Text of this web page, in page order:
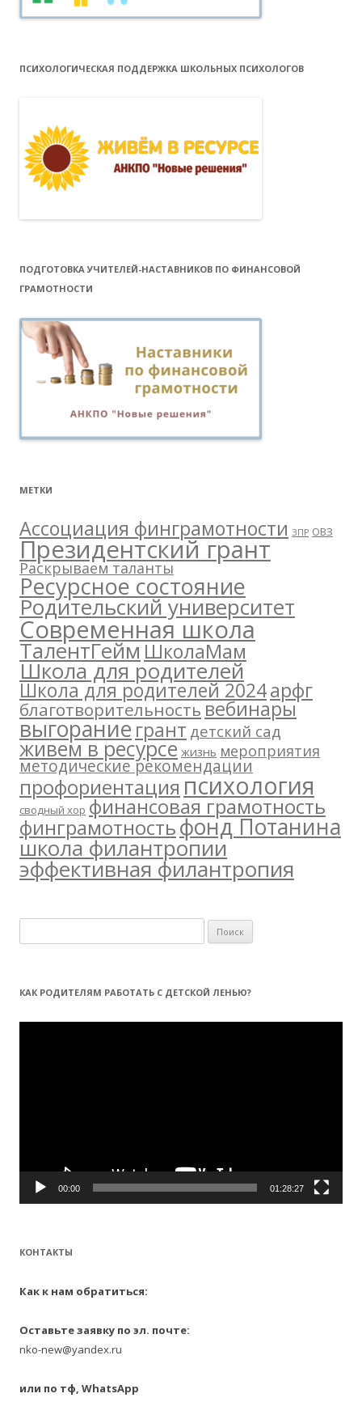
ПСИХОЛОГИЧЕСКАЯ ПОДДЕРЖКА ШКОЛЬНЫХ ПСИХОЛОГОВ
ПОДГОТОВКА УЧИТЕЛЕЙ-НАСТАВНИКОВ ПО ФИНАНСОВОЙ
ГРАМОТНОСТИ
МЕТКИ
Ассоциация финграмотности ЗПР ОВЗ
Президентский грант
Раскрываем таланты
Ресурсное состояние
Родительский университет
Современная школа
ТалентГеймШколаМам
Школа для родителей
Школа для родителей 2024арфг
благотворительностьвебинары
выгораниегрант детский сад
живем в ресурсе жизнь мероприятия
методические рекомендации
профориентация психология
сводный хор финансовая грамотность
финграмотностьфонд Потанина
школа филантропии
эффективная филантропия
а
т
:
КАК РОДИТЕЛЯМ РАБОТАТЬ С ДЕТСКОЙ ЛЕНЬЮ?
Видеоплеер
00:00 01:28:27
КОНТАКТЫ
Как к нам обратиться:
Оставьте заявку по эл. почте:
nko-new@yandex.ru
или по тф, WhatsApp